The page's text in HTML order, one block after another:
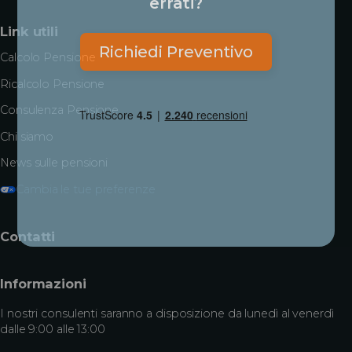
Link utili
Calcolo Pensione
Ricalcolo Pensione
Consulenza Pensione
Chi siamo
News sulle pensioni
Cambia le tue preferenze
Contatti
Informazioni
I nostri consulenti saranno a disposizione da lunedì al venerdì
dalle 9:00 alle 13:00
Richiedi Preventivo